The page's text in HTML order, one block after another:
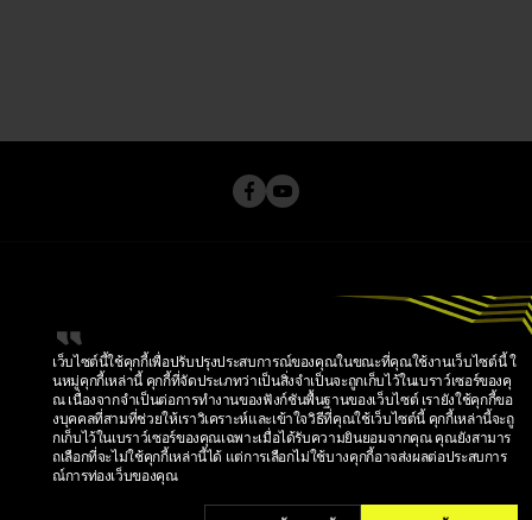
นโยบายความเป็นส่วนตัว
ข้อกำหนดในการให้บริการ
นโยบายคุกกี้
การตั้งค่าคุกกี้
© 2026 KRAFTON, INC.
เว็บไซต์นี้ใช้คุกกี้เพื่อปรับปรุงประสบการณ์ของคุณในขณะที่คุณใช้งานเว็บไซต์นี้ ใ
นหมู่คุกกี้เหล่านี้ คุกกี้ที่จัดประเภทว่าเป็นสิ่งจำเป็นจะถูกเก็บไว้ในเบราว์เซอร์ของคุ
ณ เนื่องจากจำเป็นต่อการทำงานของฟังก์ชันพื้นฐานของเว็บไซต์ เรายังใช้คุกกี้ขอ
งบุคคลที่สามที่ช่วยให้เราวิเคราะห์และเข้าใจวิธีที่คุณใช้เว็บไซต์นี้ คุกกี้เหล่านี้จะถู
กเก็บไว้ในเบราว์เซอร์ของคุณเฉพาะเมื่อได้รับความยินยอมจากคุณ คุณยังสามาร
ถเลือกที่จะไม่ใช้คุกกี้เหล่านี้ได้ แต่การเลือกไม่ใช้บางคุกกี้อาจส่งผลต่อประสบการ
ณ์การท่องเว็บของคุณ